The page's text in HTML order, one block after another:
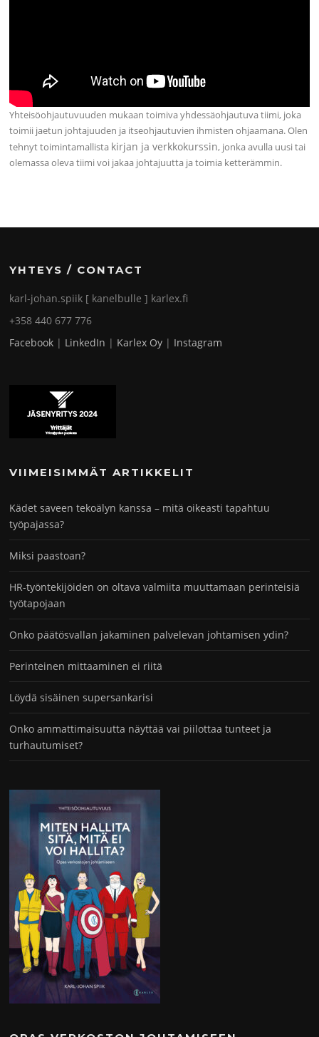
Yhteisöohjautuvuuden mukaan toimiva yhdessäohjautuva tiimi, joka
toimii jaetun johtajuuden ja itseohjautuvien ihmisten ohjaamana. Olen
tehnyt toimintamallista kirjan ja verkkokurssin, jonka avulla uusi tai
olemassa oleva tiimi voi jakaa johtajuutta ja toimia ketterämmin.
YHTEYS / CONTACT
karl-johan.spiik [ kanelbulle ] karlex.fi
+358 440 677 776
Facebook | LinkedIn | Karlex Oy | Instagram
VIIMEISIMMÄT ARTIKKELIT
Kädet saveen tekoälyn kanssa – mitä oikeasti tapahtuu
työpajassa?
Miksi paastoan?
HR-työntekijöiden on oltava valmiita muuttamaan perinteisiä
työtapojaan
Onko päätösvallan jakaminen palvelevan johtamisen ydin?
Perinteinen mittaaminen ei riitä
Löydä sisäinen supersankarisi
Onko ammattimaisuutta näyttää vai piilottaa tunteet ja
turhautumiset?